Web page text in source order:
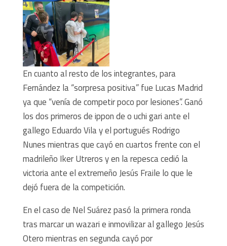
En cuanto al resto de los integrantes, para
Fernández la “sorpresa positiva” fue Lucas Madrid
ya que “venía de competir poco por lesiones”. Ganó
los dos primeros de ippon de o uchi gari ante el
gallego Eduardo Vila y el portugués Rodrigo
Nunes mientras que cayó en cuartos frente con el
madrileño Iker Utreros y en la repesca cedió la
victoria ante el extremeño Jesús Fraile lo que le
dejó fuera de la competición.
En el caso de Nel Suárez pasó la primera ronda
tras marcar un wazari e inmovilizar al gallego Jesús
Otero mientras en segunda cayó por